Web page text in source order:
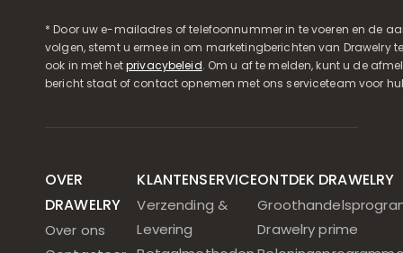
* Door uw e-mailadres of telefoonnummer in te voeren en de
volgen, stemt u ermee in om marketingberichten van Drawelry
ook in met hetprivacybeleid. Om u af te melden, kunt u de
bericht staat of contact opnemen met ons serviceteam voor
OVER
DRAWELRY
Over ons
KLANTENSERVICE
Verzending &
Levering
ONTDEK DRAWELRY
Drawelry prime